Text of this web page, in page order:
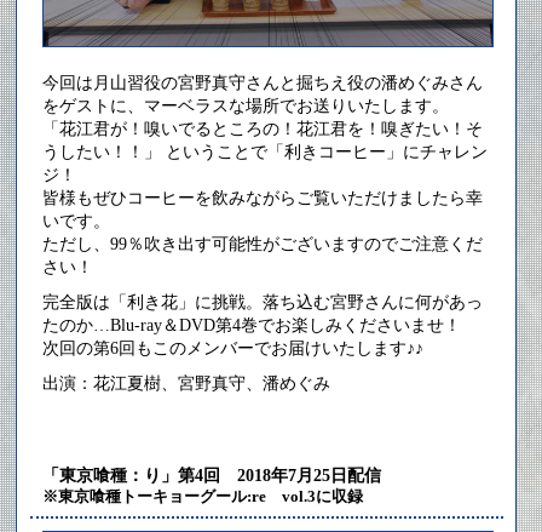
今回は月山習役の宮野真守さんと掘ちえ役の潘めぐみさん
をゲストに、マーベラスな場所でお送りいたします。
「花江君が！嗅いでるところの！花江君を！嗅ぎたい！そ
うしたい！！」 ということで「利きコーヒー」にチャレン
ジ！
皆様もぜひコーヒーを飲みながらご覧いただけましたら幸
いです。
ただし、99％吹き出す可能性がございますのでご注意くだ
さい！
完全版は「利き花」に挑戦。落ち込む宮野さんに何があっ
たのか…Blu-ray＆DVD第4巻でお楽しみくださいませ！
次回の第6回もこのメンバーでお届けいたします♪♪
出演：花江夏樹、宮野真守、潘めぐみ
「東京喰種：り」第4回 2018年7月25日配信
※東京喰種トーキョーグール:re vol.3に収録